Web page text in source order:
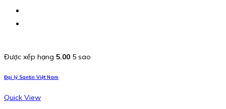
Được xếp hạng 5.00 5 sao
Đại lý Santin Việt Nam
Quick View